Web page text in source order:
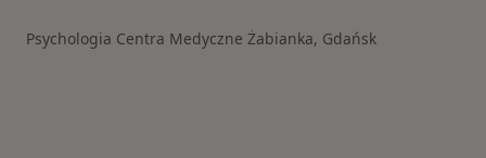
Psychologia Centra Medyczne Żabianka, Gdańsk